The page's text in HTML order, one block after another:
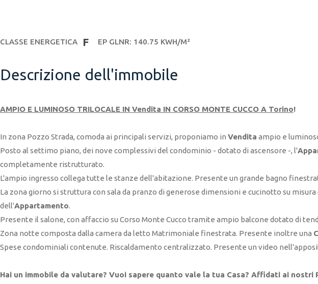
CLASSE ENERGETICA F EP GLNR: 140.75 KWH/M²
Descrizione dell'immobile
AMPIO E LUMINOSO TRILOCALE IN Vendita IN CORSO MONTE CUCCO A Torino!
In zona Pozzo Strada, comoda ai principali servizi, proponiamo in Vendita ampio e
Posto al settimo piano, dei nove complessivi del condominio - dotato di ascensore -, l'
completamente ristrutturato.
L'ampio ingresso collega tutte le stanze dell'abitazione. Presente un grande bagno
La zona giorno si struttura con sala da pranzo di generose dimensioni e cucinotto su
dell'Appartamento.
Presente il salone, con affaccio su Corso Monte Cucco tramite ampio balcone dotato di
Zona notte composta dalla camera da letto Matrimoniale finestrata. Presente inoltre una
Spese condominiali contenute. Riscaldamento centralizzato. Presente un video
Hai un immobile da valutare? Vuoi sapere quanto vale la tua Casa? Affidati ai